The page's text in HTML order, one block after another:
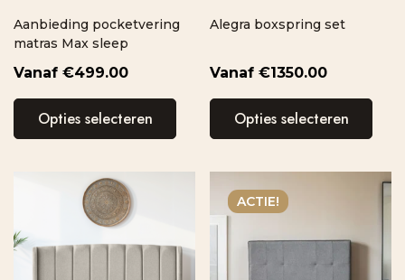
Aanbieding pocketvering
matras Max sleep
€499.00
Opties selecteren
Alegra boxspring set
€1350.00
Opties selecteren
ACTIE!